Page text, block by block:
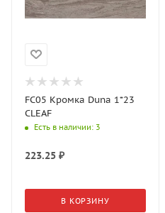
FC05 Кромка Duna 1*23
CLEAF
Есть в наличии: 3
223.25 ₽
В КОРЗИНУ